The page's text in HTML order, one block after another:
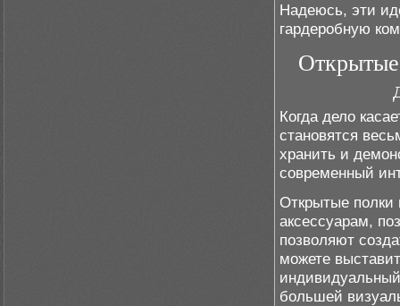
Надеюсь, эти
гардеробную
Когда дело
становятся
хранить и
современный
Открытые полки
аксессуарам,
позволяют
можете
большей